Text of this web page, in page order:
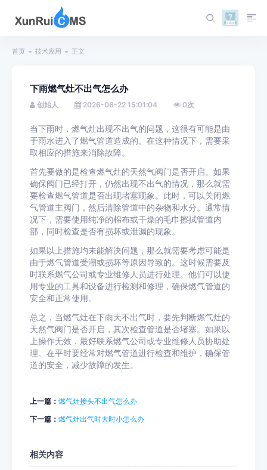
首页 技术应用 正文
下雨燃气灶不出气怎么办
创始人 2026-06-22 15:01:04 0次
当下雨时，燃气灶出现不出气的问题，这很有可能是由
于雨水进入了燃气管道造成的。在这种情况下，需要采
取相应的措施来消除故障。
首先要做的是检查燃气灶的天然气阀门是否开启。如果
确保阀门已经打开，仍然出现不出气的情况，那么就需
要检查燃气管道是否出现堵塞现象。此时，可以关闭燃
气管道主阀门，然后清除管道中的杂物和水分。通常情
况下，需要使用纯净的棉布或干燥的毛巾擦拭管道内
部，同时检查是否有损坏或泄漏的现象。
如果以上措施均未能解决问题，那么就需要考虑可能是
由于燃气管道受潮或损坏等原因导致的。这时候需要及
时联系燃气公司或专业维修人员进行处理。他们可以使
用专业的工具和设备进行检测和修理，确保燃气管道的
安全和正常使用。
总之，当燃气灶在下雨天不出气时，要先判断燃气灶的
天然气阀门是否开启，其次检查管道是否堵塞。如果以
上操作无效，最好联系燃气公司或专业维修人员协助处
理。在平时要经常对燃气管道进行检查和维护，确保管
道的安全，减少故障的发生。
上一篇： 燃气灶接头不出气怎么办
下一篇： 燃气灶出气时大时小怎么办
相关内容